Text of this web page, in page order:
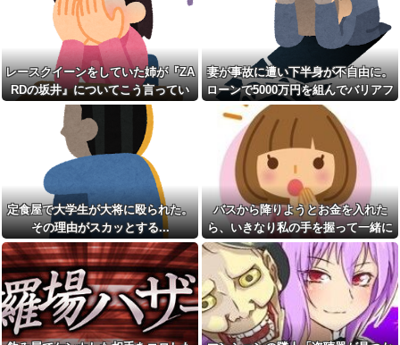
飲み屋でケンカした相手をコ
ロした男の弁護をした。そして
数年後、因果応報を思わせる出
長男嫁が「お姉ちゃん助け
て」と電話してきた。バカトメ
が、雪の中うちの息子に会いに
来ようとしたらしく...
彼女と同棲初めたら家に物が5
倍くらい増えてストレスヤバ
い。3LDKで余裕だろと思ってた
けど全部埋めやがった
洋服の青山、空調ウェアを発
売ｗｗｗｗｗｗ
【驚愕】マチアプで会った外
国人からまさかの『こう』言わ
れたんやがこれワイ詰み
か？？？？？？？
佐藤二朗、妻とのハグを報告
「文〇砲より遥かに威力は弱い
が、僕のノロケ砲をお見舞いす
る」
【衝撃】クロちゃん、とち狂
ったツイートをする←コレ言う
東京生まれ東京育ちなのに
「訛ってるから嘘w見栄張るな」
と決めつける地方出身の同僚！
両親が九州からの上京組で言葉
が移ったと説明しても頑なに嘘
つき扱いしてくるのなんなん？
【衝撃】嫁の言葉に確信！5年
間拒否の末、離婚を決意した理
由が切なすぎるｗｗｗｗ
嫁「私への当て付け？自宅で
料理する人も料理上手な人も大
っっ嫌い！」嫁が料理嫌いで育
児大変だから時間ある時は俺が
料理する、片付けまで全部やる
って言うと嫁がヒスって困る
お金を少しずつ貯めて私両親
との旅行費用に使いたいんだけ
ど、夫が「俺両親にも同じよう
にしてほしい」と言い出した。
私の稼ぎをなぜ義両親に使わな
きゃいけないのかが理解できな
い。
「会社は継ぎたくない」と言
って大学中退後に就活するも全
レースクイーンをしていた姉が『ZA
RDの坂井』についてこう言ってい
た
妻が事故に遭い下半身が不自由に。
ローンで5000万円を組んでバリアフ
リーの家を建てた。だが俺には作戦
があった
定食屋で大学生が大将に殴られた。
その理由がスカッとする...
バスから降りようとお金を入れた
ら、いきなり私の手を握って一緒に
降りようとする子供がいた。手をほ
どこうとしても放してくれず...